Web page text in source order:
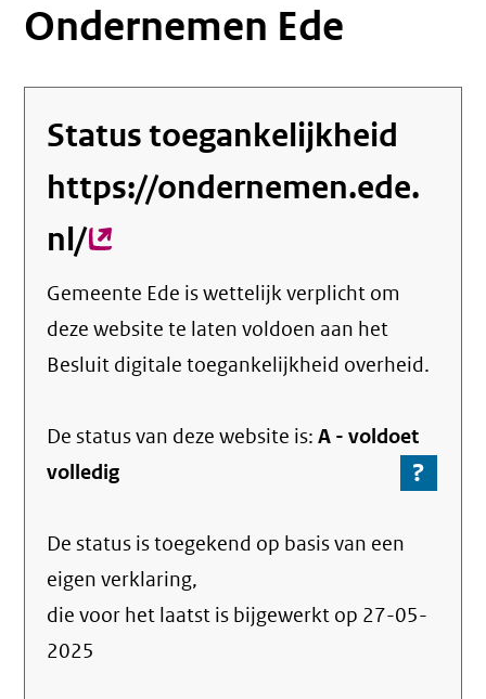
Ondernemen Ede
Status toegankelijkheid
https://ondernemen.ede.
nl/(externe
link)
Gemeente Ede is wettelijk verplicht om
deze website te laten voldoen aan het
Besluit digitale toegankelijkheid overheid.
De status van dezewebsite is:A -voldoet
volledig
?
Ga
over
De status is toegekend op basis van een
eigen verklaring,
die voor het laatst is bijgewerkt op 27-05-
2025